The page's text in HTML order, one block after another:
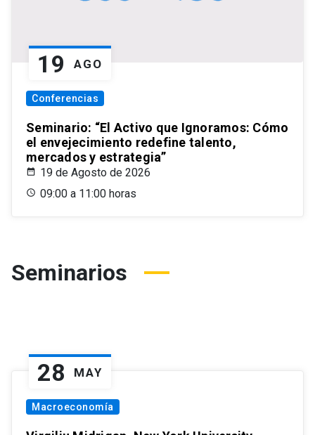
19 AGO
Conferencias
Seminario: “El Activo que Ignoramos: Cómo
el envejecimiento redefine talento,
mercados y estrategia”
19 de Agosto de 2026
09:00 a 11:00 horas
Seminarios
28 MAY
Macroeconomía